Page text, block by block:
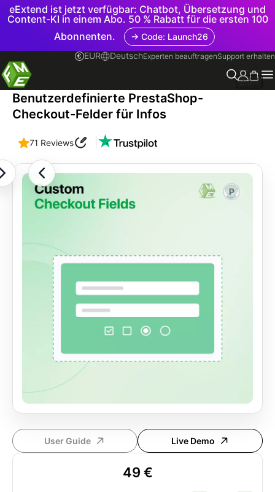
eExtend ist jetzt verfügbar: Chatbot, Übersetzung und
Content-KI in einem Abo. 50 % Rabatt für die ersten 100
Abonnenten.
→ Code: Launch26
EUR
DeutschExperten beauftragenSupport erhalten
User Guide Live Demo
2.3.7
Benutzerdefinierte PrestaShop-
Checkout-Felder für Infos
71 Reviews
49 €